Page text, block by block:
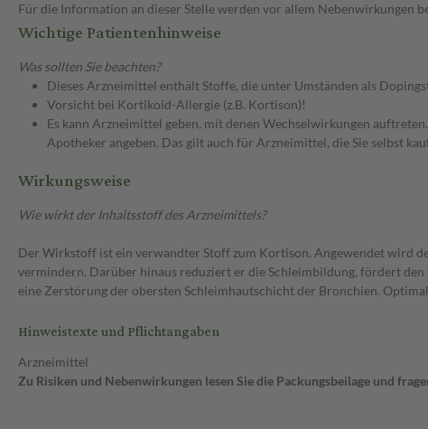
Für die Information an dieser Stelle werden vor allem Nebenwirkungen
Wichtige Patientenhinweise
Was sollten Sie beachten?
Dieses Arzneimittel enthält Stoffe, die unter Umständen als
Vorsicht bei Kortikoid-Allergie (z.B. Kortison)!
Es kann Arzneimittel geben, mit denen Wechselwirkungen
Apotheker angeben. Das gilt auch für Arzneimittel, die Sie selbst
Wirkungsweise
Wie wirkt der Inhaltsstoff des Arzneimittels?
Der Wirkstoff ist ein verwandter Stoff zum Kortison. Angewendet wird
vermindern. Darüber hinaus reduziert er die Schleimbildung, fördert den
eine Zerstörung der obersten Schleimhautschicht der Bronchien.
Hinweistexte und Pflichtangaben
Arzneimittel
Zu Risiken und Nebenwirkungen lesen Sie die Packungsbeilage und